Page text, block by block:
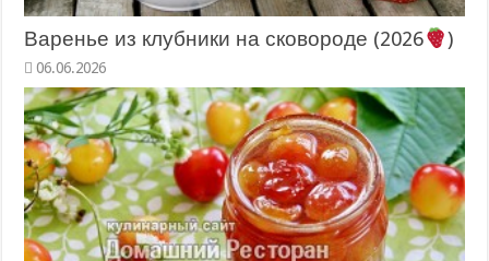
Варенье из клубники на сковороде (2026 )
06.06.2026